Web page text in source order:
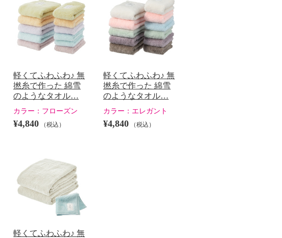
軽くてふわふわ♪ 無
撚糸で作った 綿雪
のようなタオル…
カラー： フローズン
¥4,840 （税込）
軽くてふわふわ♪ 無
撚糸で作った 綿雪
のようなタオル…
カラー： エレガント
¥4,840 （税込）
軽くてふわふわ♪ 無